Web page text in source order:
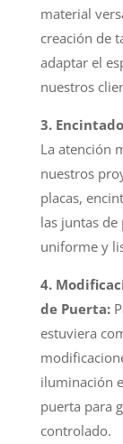
material
creación de
adaptar el
nuestros
3.
La atención
nuestros
placas,
las juntas
uniforme y
4.
de Puerta:
estuviera
iluminación
puerta para
controlado.